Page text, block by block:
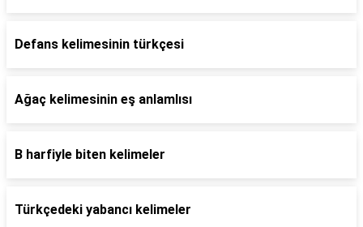
Defans kelimesinin türkçesi
Ağaç kelimesinin eş anlamlısı
B harfiyle biten kelimeler
Türkçedeki yabancı kelimeler